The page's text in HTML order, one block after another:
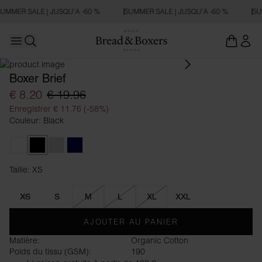
SALE | JUSQU’À -60 % SUMMER SALE | JUSQU’À -60 %
Open main menu
Boxer Brief
€ 8.20 € 19.96
Enregistrer € 11.76 (-58%)
Couleur: Black
Taille: XS
XS S M L XL XXL
AJOUTER AU PANIER
Matière:
Organic Cotton
Poids du tissu (GSM):
190